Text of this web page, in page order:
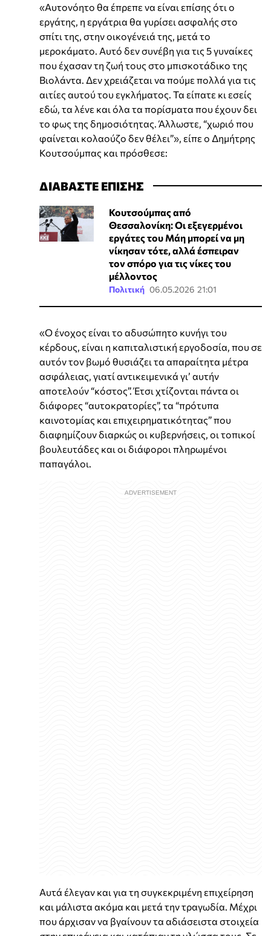
«Αυτονόητο θα έπρεπε να είναι επίσης ότι ο
εργάτης, η εργάτρια θα γυρίσει ασφαλής στο
σπίτι της, στην οικογένειά της, μετά το
μεροκάματο. Αυτό δεν συνέβη για τις 5 γυναίκες
που έχασαν τη ζωή τους στο μπισκοτάδικο της
Βιολάντα. Δεν χρειάζεται να πούμε πολλά για τις
αιτίες αυτού του εγκλήματος. Τα είπατε κι εσείς
εδώ, τα λένε και όλα τα πορίσματα που έχουν δει
το φως της δημοσιότητας. Άλλωστε, “χωριό που
φαίνεται κολαούζο δεν θέλει”», είπε ο Δημήτρης
Κουτσούμπας και πρόσθεσε:
ΔΙΑΒΑΣΤΕ ΕΠΙΣΗΣ
Κουτσούμπας από
Θεσσαλονίκη: Οι εξεγερμένοι
εργάτες του Μάη μπορεί να μη
νίκησαν τότε, αλλά έσπειραν
τον σπόρο για τις νίκες του
μέλλοντος
Πολιτική 06.05.2026 21:01
«Ο ένοχος είναι το αδυσώπητο κυνήγι του
κέρδους, είναι η καπιταλιστική εργοδοσία, που σε
αυτόν τον βωμό θυσιάζει τα απαραίτητα μέτρα
ασφάλειας, γιατί αντικειμενικά γι’ αυτήν
αποτελούν “κόστος”. Έτσι χτίζονται πάντα οι
διάφορες “αυτοκρατορίες”, τα “πρότυπα
καινοτομίας και επιχειρηματικότητας” που
διαφημίζουν διαρκώς οι κυβερνήσεις, οι τοπικοί
βουλευτάδες και οι διάφοροι πληρωμένοι
παπαγάλοι.
Αυτά έλεγαν και για τη συγκεκριμένη επιχείρηση
και μάλιστα ακόμα και μετά την τραγωδία. Μέχρι
που άρχισαν να βγαίνουν τα αδιάσειστα στοιχεία